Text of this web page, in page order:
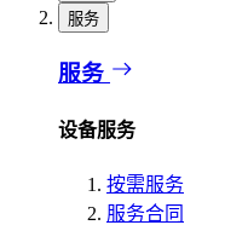
服务
服务
设备服务
按需服务
服务合同